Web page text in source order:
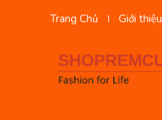
Trang Chủ Giới thiệu